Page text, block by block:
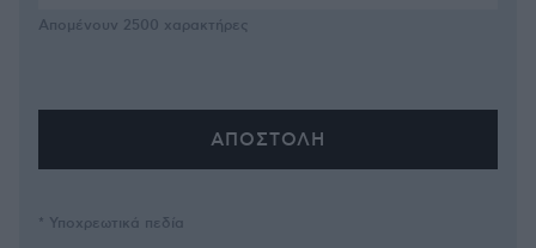
Απομένουν 2500 χαρακτήρες
* Υποχρεωτικά πεδία